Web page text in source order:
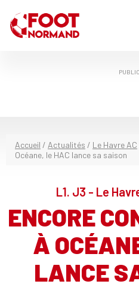
Accueil / Actualités / Le Havre AC
Océane, le HAC lance sa saison
L1. J3 - Le
ENCORE
À
LANCE